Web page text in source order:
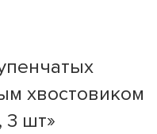
хвостовиком
3 шт»